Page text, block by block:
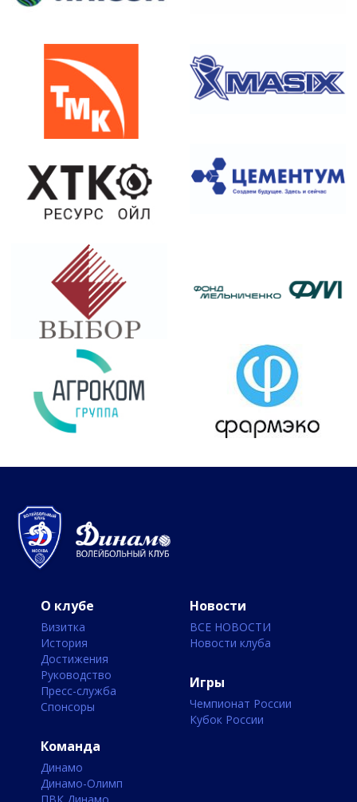
О клубе
Визитка
История
Достижения
Руководство
Пресс-служба
Спонсоры
Команда
Динамо
Динамо-Олимп
ПВК Динамо
Новости
ВСЕ НОВОСТИ
Новости клуба
Игры
Чемпионат России
Кубок России